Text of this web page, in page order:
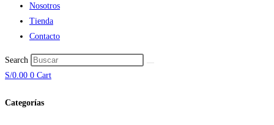
Nosotros
Tienda
Contacto
Search
S/0.00 0 Cart
Categorías